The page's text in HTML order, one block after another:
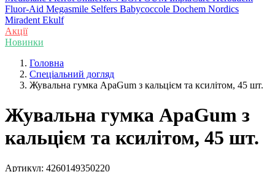
Fluor-Aid Megasmile Selfers Babycoccole Dochem Nordics
Miradent Ekulf
Акції
Новинки
Головна
Спеціальний догляд
Жувальна гумка ApaGum з кальцієм та ксилітом, 45 шт.
Жувальна гумка ApaGum з
кальцієм та ксилітом, 45 шт.
Артикул: 4260149350220